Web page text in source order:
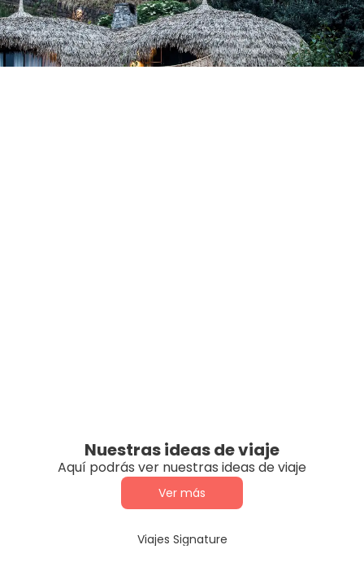
Nuestras ideas de viaje
Aquí podrás ver nuestras ideas de viaje
Ver más
Viajes Signature